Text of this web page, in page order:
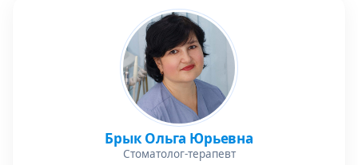
Брык Ольга Юрьевна
Стоматолог-терапевт